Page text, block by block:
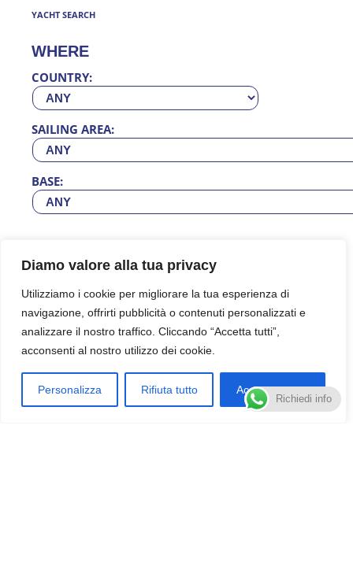
Diamo valore alla tua privacy
Utilizziamo i cookie per migliorare la tua esperienza di
navigazione, offrirti pubblicità o contenuti personalizzati e
analizzare il nostro traffico. Cliccando “Accetta tutti”,
acconsenti al nostro utilizzo dei cookie.
Personalizza Rifiuta tutto Accettare tutto
IT Richiedi info